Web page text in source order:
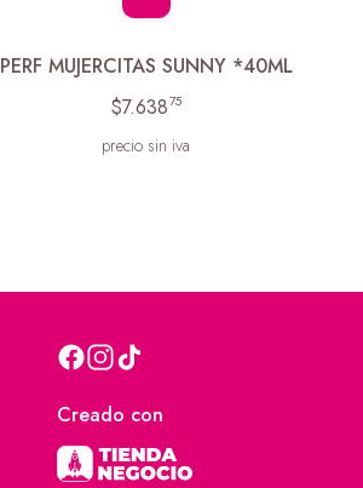
PERF MUJERCITAS SUNNY *40ML
$7.63875
precio sin iva
Creado con